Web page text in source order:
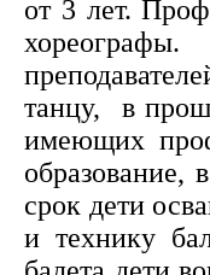
от 3 лет.
танцу, в
имеющих
образование,
срок дети
и технику